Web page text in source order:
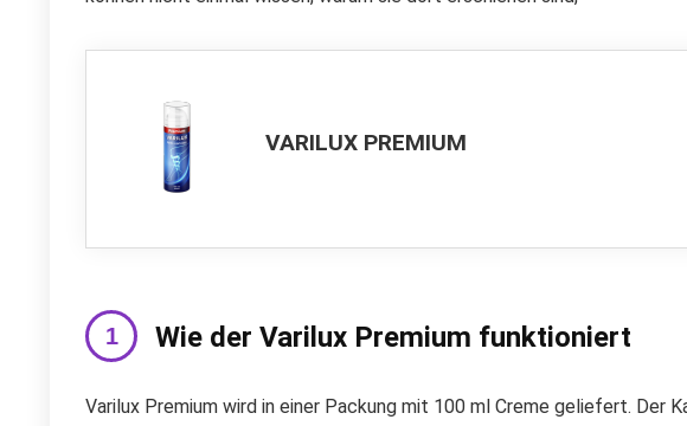
VARILUX PREMIUM
Wie der Varilux Premium funktioniert
Varilux Premium wird in einer Packung mit 100 ml Creme geliefert. Der